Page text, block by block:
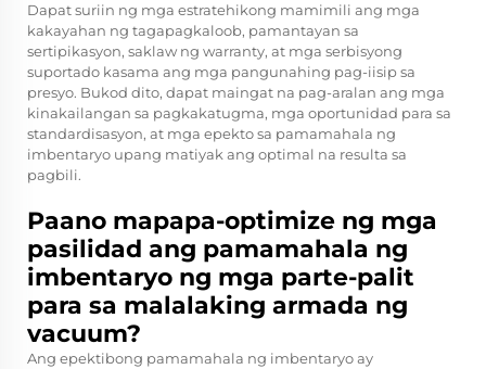
Dapat suriin ng mga estratehikong mamimili ang mga
kakayahan ng tagapagkaloob, pamantayan sa
sertipikasyon, saklaw ng warranty, at mga serbisyong
suportado kasama ang mga pangunahing pag-iisip sa
presyo. Bukod dito, dapat maingat na pag-aralan ang mga
kinakailangan sa pagkakatugma, mga oportunidad para sa
standardisasyon, at mga epekto sa pamamahala ng
imbentaryo upang matiyak ang optimal na resulta sa
pagbili.
Paano mapapa-optimize ng mga
pasilidad ang pamamahala ng
imbentaryo ng mga parte-palit
para sa malalaking armada ng
vacuum?
Ang epektibong pamamahala ng imbentaryo ay